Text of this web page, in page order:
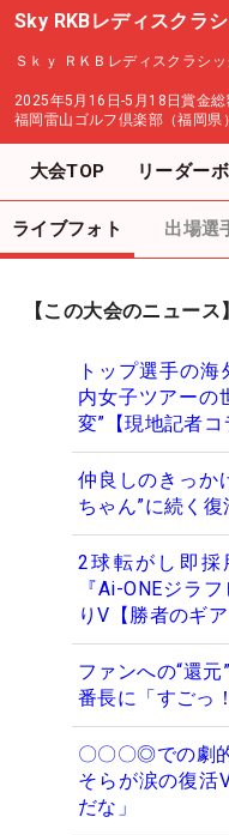
Sky RKBレディスクラ
Ｓｋｙ ＲＫＢレディスクラシッ
2025年5月16日-5月18日賞金総
福岡雷山ゴルフ倶楽部（福岡県）
大会TOP リーダー
ライブフォト 出場選
【この大会のニュース】
トップ選手の
内女子ツアーの
変”【現地記者コ
仲良しのきっか
ちゃん”に続く復
2球転がし即
『Ai-ONEジラ
りV【勝者のギア
ファンへの“還
番長に「すごっ
〇〇〇◎での劇
そらが涙の復活
だな」